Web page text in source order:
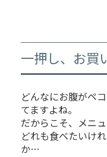
一押し、お買
どんなにお腹がペ
てますよね。
だからこそ、メニ
どれも食べたいけ
か…